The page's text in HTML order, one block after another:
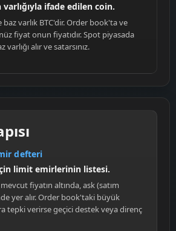
ifade edilen coin.
baz varlık BTC'dir. Order book'ta ve
fiyat onun fiyatıdır. Spot piyasada
alır ve satarsınız.
defteri
limit emirlerinin listesi.
fiyatın altında, ask (satım
yer alır. Order book'taki büyük
tepki verirse geçici destek veya direnç